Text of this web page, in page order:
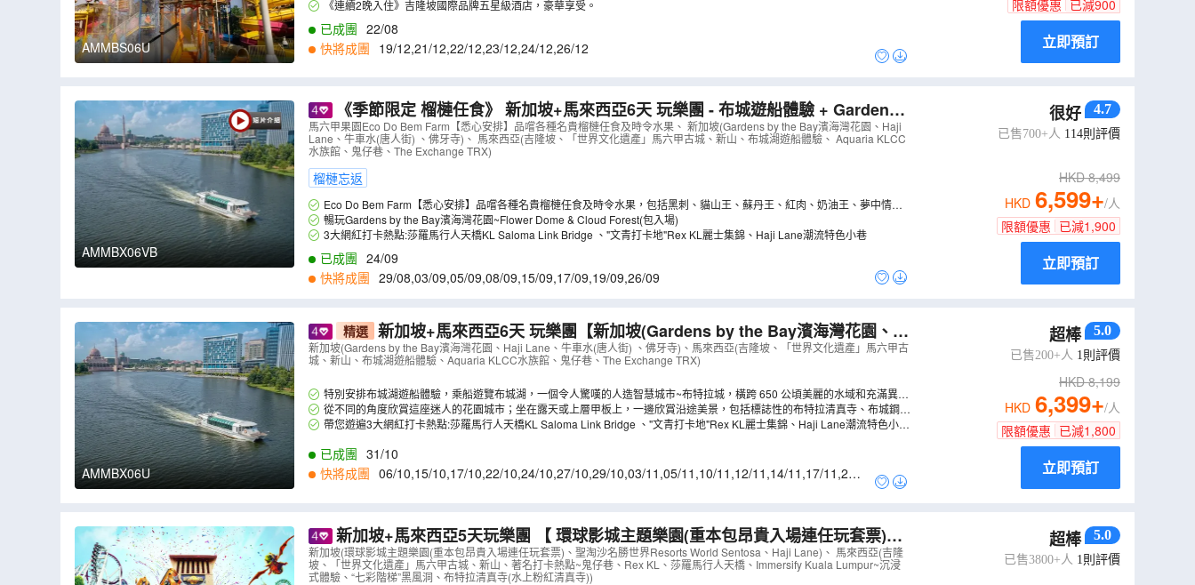
AMMBS06U
《連續2晚入住》吉隆坡國際品牌五星級酒店，豪華享受。
已成團 22/08
快將成團 19/12,21/12,22/12,23/12,24/12,26/12
限額優惠 已減900
立即預訂
AMMBX06VB
《季節限定 榴槤任食》 新加坡+馬來西亞6天 玩樂團 - 布城遊船體驗 + Gardens
by the Bay濱海灣花園 + Aquaria KLCC水族館（AMMBX06VB）
馬六甲果園Eco Do Bem Farm【悉心安排】品嚐各種名貴榴槤任食及時令水果、 新加坡(Gardens by the Bay濱海灣花園、Haji
Lane、牛車水(唐人街) 、佛牙寺)、 馬來西亞(吉隆坡、「世界文化遺產」馬六甲古城、新山、布城湖遊船體驗、 Aquaria KLCC
水族館、鬼仔巷、The Exchange TRX)
榴槤忘返
Eco Do Bem Farm【悉心安排】品嚐各種名貴榴槤任食及時令水果，包括黑刺、貓山王、蘇丹王、紅肉、奶油王、夢中情
人、XO、葫蘆等
暢玩Gardens by the Bay濱海灣花園~Flower Dome & Cloud Forest(包入場)
3大網紅打卡熱點:莎羅馬行人天橋KL Saloma Link Bridge 、"文青打卡地"Rex KL麗士集錦、Haji Lane潮流特色小巷
已成團 24/09
快將成團 29/08,03/09,05/09,08/09,15/09,17/09,19/09,26/09
很好 4.7
已售700+人 114則評價
HKD8,499
HKD 6,599+/人
限額優惠 已減1,900
立即預訂
AMMBX06U
精選 新加坡+馬來西亞6天 玩樂團【新加坡(Gardens by the Bay濱海灣花園、H
aji Lane)、馬來西亞(吉隆坡、「世界文化遺產」馬六甲古城、新山、布城湖遊船體
驗)】（AMMBX06U）
新加坡(Gardens by the Bay濱海灣花園、Haji Lane、牛車水(唐人街) 、佛牙寺)、馬來西亞(吉隆坡、「世界文化遺產」馬六甲古
城、新山、布城湖遊船體驗、Aquaria KLCC水族館、鬼仔巷、The Exchange TRX)
特別安排布城湖遊船體驗，乘船遊覽布城湖，一個令人驚嘆的人造智慧城市~布特拉城，橫跨 650 公頃美麗的水域和充滿異國
情調的濕地。
從不同的角度欣賞這座迷人的花園城市；坐在露天或上層甲板上，一邊欣賞沿途美景，包括標誌性的布特拉清真寺、布城鋼索
大橋和首相府等，一邊放鬆心情吹吹風。
帶您遊遍3大網紅打卡熱點:莎羅馬行人天橋KL Saloma Link Bridge 、"文青打卡地"Rex KL麗士集錦、Haji Lane潮流特色小
已成團 31/10
快將成團 06/10,15/10,17/10,22/10,24/10,27/10,29/10,03/11 ,05/11 ,10/11 ,12/11 ,14/11 ,17/11 ,24/1
超棒 5.0
已售200+人 1則評價
HKD8,199
HKD 6,399+/人
限額優惠 已減1,800
立即預訂
新加坡+馬來西亞5天玩樂團 【 環球影城主題樂園(重本包昂貴入場連任玩套票)、
聖淘沙名勝世界Resorts World Sentosa、「世界文化遺產」馬六甲古城、水上粉紅
清真寺】（AMMBS05V）
新加坡(環球影城主題樂園(重本包昂貴入場連任玩套票)、聖淘沙名勝世界Resorts World Sentosa、Haji Lane)、 馬來西亞(吉隆
坡、「世界文化遺產」馬六甲古城、新山、著名打卡熱點~鬼仔巷、Rex KL、莎羅馬行人天橋、Immersify Kuala Lumpur~沉浸
式體驗、“七彩階梯”黑風洞、布特拉清真寺(水上粉紅清真寺))
超棒 5.0
已售3800+人 1則評價